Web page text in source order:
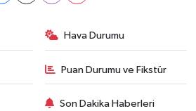
Hava Durumu
Puan Durumu ve Fikstür
Son Dakika Haberleri